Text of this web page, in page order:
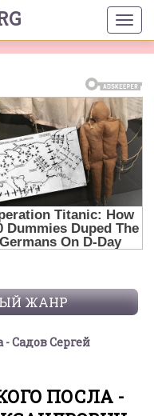
ЖАНР
- Садов Сергей
ПОСЛА -